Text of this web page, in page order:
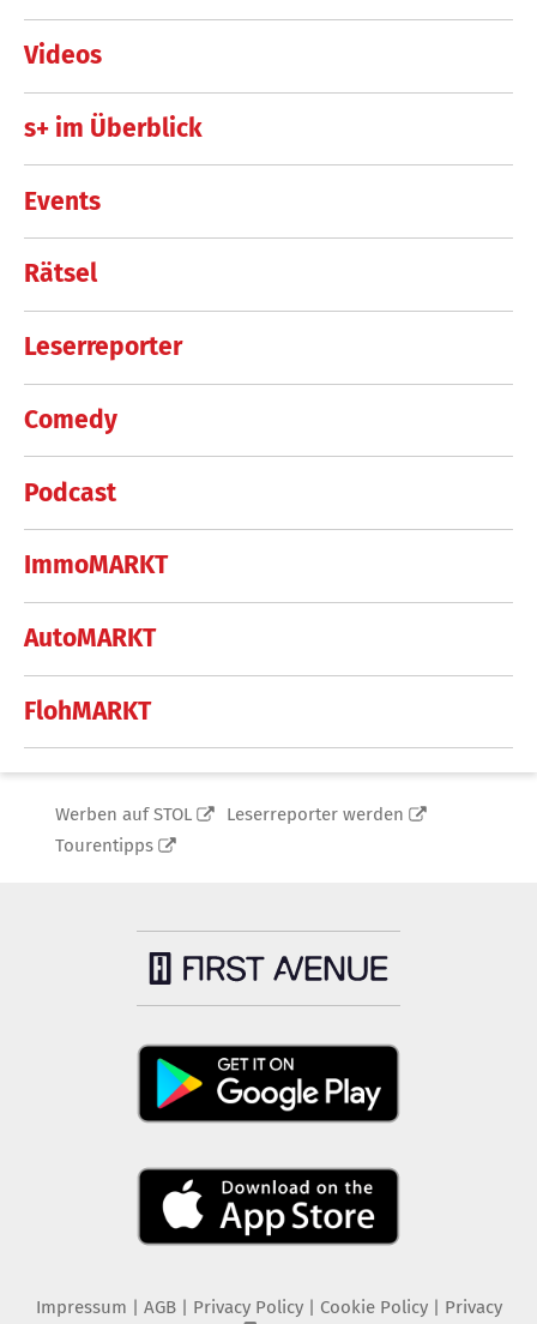
Videos
s+ im Überblick
Events
Rätsel
Leserreporter
Comedy
Podcast
ImmoMARKT
AutoMARKT
FlohMARKT
Werben auf STOL
Leserreporter werden
Tourentipps
Impressum AGB Privacy Policy| Cookie Policy| Privacy